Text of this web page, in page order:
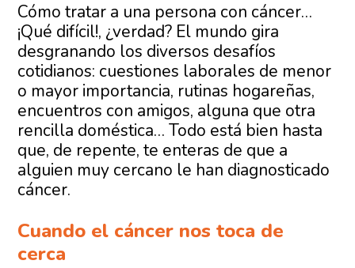
Cómo tratar a una persona con cáncer…
¡Qué difícil!, ¿verdad? El mundo gira
desgranando los diversos desafíos
cotidianos: cuestiones laborales de menor
o mayor importancia, rutinas hogareñas,
encuentros con amigos, alguna que otra
rencilla doméstica… Todo está bien hasta
que, de repente, te enteras de que a
alguien muy cercano le han diagnosticado
cáncer.
Cuando el cáncer nos toca de
cerca